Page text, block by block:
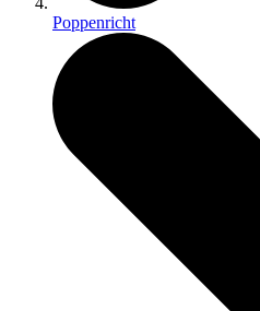
Poppenricht